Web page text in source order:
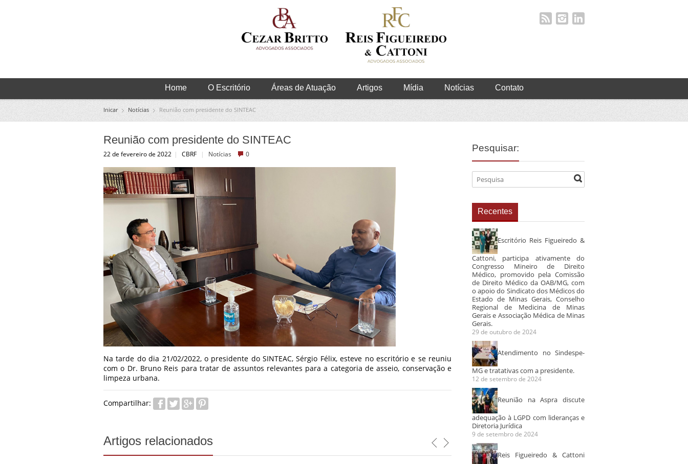
Home O Escritório Áreas de Atuação Artigos Mídia Notícias Contato
Inicar Notícias Reunião com presidente do SINTEAC
Reunião com presidente do SINTEAC
22 de fevereiro de 2022 | CBRF | Notícias 0
Na tarde do dia 21/02/2022, o presidente do SINTEAC, Sérgio Félix, esteve no escritório e se reuniu
com o Dr. Bruno Reis para tratar de assuntos relevantes para a categoria de asseio, conservação e
limpeza urbana.
Compartilhar:
Artigos relacionados
Pesquisar:
Recentes
Escritório Reis Figueiredo &
Cattoni, participa ativamente do
Congresso Mineiro de Direito
Médico, promovido pela Comissão
de Direito Médico da OAB/MG, com
o apoio do Sindicato dos Médicos do
Estado de Minas Gerais, Conselho
Regional de Medicina de Minas
Gerais e Associação Médica de Minas
Gerais.
29 de outubro de 2024
Atendimento no Sindespe-
MG e tratativas com a presidente.
12 de setembro de 2024
Reunião na Aspra discute
adequação à LGPD com lideranças e
Diretoria Jurídica
9 de setembro de 2024
Reis Figueiredo & Cattoni